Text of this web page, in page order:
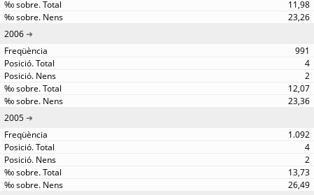
11,98
23,26
2006
991
4
2
12,07
23,36
2005
1.092
4
2
13,73
26,49